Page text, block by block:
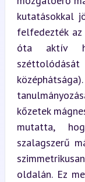
kutatásokkal
felfedezték az
óta aktív
kőzetek
mutatta,
szalagszerű
oldalán. Ez